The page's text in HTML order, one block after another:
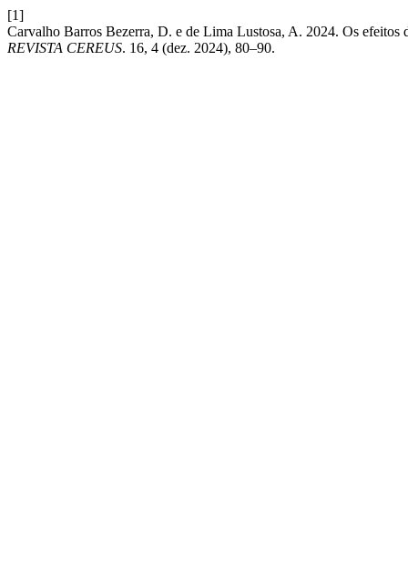
[1]
Carvalho Barros Bezerra, D. e de Lima Lustosa, A. 2024. Os efeitos
REVISTA CEREUS. 16, 4 (dez. 2024), 80–90.